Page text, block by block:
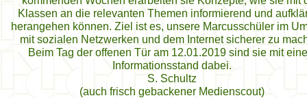
Klassen an die relevanten Themen informierend und
herangehen können. Ziel ist es, unsere Marcusschüler im
mit sozialen Netzwerken und dem Internet sicherer zu
Beim Tag der offenen Tür am 12.01.2019 sind sie mit
Informationsstand dabei.
S. Schultz
(auch frisch gebackener Medienscout)